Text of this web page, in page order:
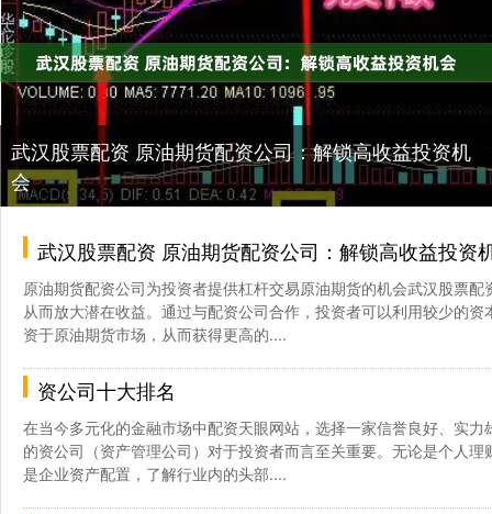
武汉股票配资 原油期货配资公司：解锁高收益投资机
会
武汉股票配资 原油期货配资公司：解锁高收益投资
原油期货配资公司为投资者提供杠杆交易原油期货的机会武汉股票配
从而放大潜在收益。通过与配资公司合作，投资者可以利用较少的资
资于原油期货市场，从而获得更高的....
资公司十大排名
在当今多元化的金融市场中配资天眼网站，选择一家信誉良好、实力
的资公司（资产管理公司）对于投资者而言至关重要。无论是个人理
是企业资产配置，了解行业内的头部....